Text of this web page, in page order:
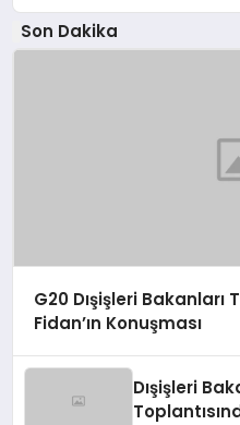
Son Dakika
G20 Dışişleri Bakanları
Fidan’ın Konuşması
Dışişleri